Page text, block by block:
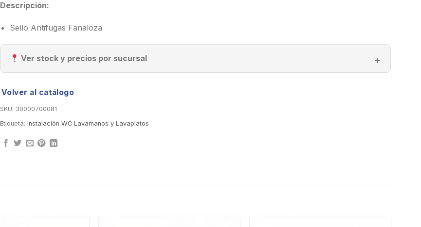
Descripción:
Sello Antifugas Fanaloza
Ver stock y precios por sucursal
Volver al catálogo
SKU: 30000700081
Etiqueta: Instalación WC Lavamanos y Lavaplatos